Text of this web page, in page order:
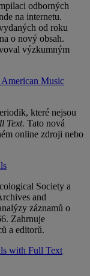
odborných
na internetu.
od roku
o nový obsah.
výzkumným
Music
které nejsou
Text. Tato nová
online zdroji nebo
Society a
and
záznamů o
Zahrnuje
a editorů.
with Full Text